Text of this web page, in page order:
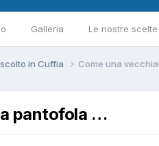
Galleria Le nostre scelte
in Cuffia Come una
pantofola …